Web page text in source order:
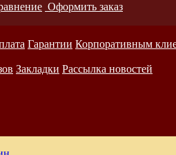
Оформить заказ
Гарантии Корпоративным
Закладки Рассылка новостей